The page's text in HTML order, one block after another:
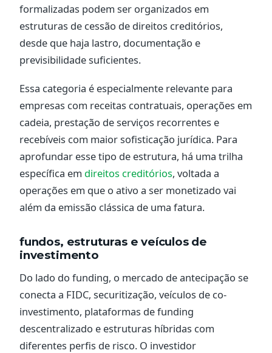
formalizadas podem ser organizados em
estruturas de cessão de direitos creditórios,
desde que haja lastro, documentação e
previsibilidade suficientes.
Essa categoria é especialmente relevante para
empresas com receitas contratuais, operações em
cadeia, prestação de serviços recorrentes e
recebíveis com maior sofisticação jurídica. Para
aprofundar esse tipo de estrutura, há uma trilha
específica em direitos creditórios, voltada a
operações em que o ativo a ser monetizado vai
além da emissão clássica de uma fatura.
fundos, estruturas e veículos de
investimento
Do lado do funding, o mercado de antecipação se
conecta a FIDC, securitização, veículos de co-
investimento, plataformas de funding
descentralizado e estruturas híbridas com
diferentes perfis de risco. O investidor